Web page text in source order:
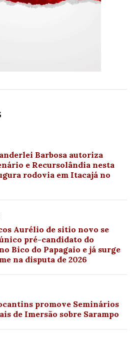
Barbosa autoriza
e Recursolândia nesta
rodovia em Itacajá no
Aurélio de sitio novo se
pré-candidato do
Bico do Papagaio e já surge
na disputa de 2026
promove Seminários
de Imersão sobre Sarampo